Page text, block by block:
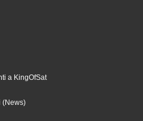
a KingOfSat
(News)